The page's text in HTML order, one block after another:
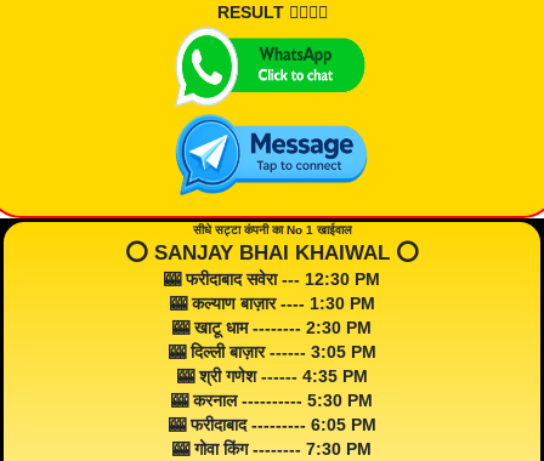
RESULT 👇🏾👇🏾
सीधे सट्टा कंपनी का No 1 खाईवाल
⭕️ SANJAY BHAI KHAIWAL ⭕️
🎰 फरीदाबाद सवेरा --- 12:30 PM
🎰 कल्याण बाज़ार ---- 1:30 PM
🎰 खाटू धाम -------- 2:30 PM
🎰 दिल्ली बाज़ार ------ 3:05 PM
🎰 श्री गणेश ------ 4:35 PM
🎰 करनाल ---------- 5:30 PM
🎰 फरीदाबाद --------- 6:05 PM
🎰 गोवा किंग -------- 7:30 PM